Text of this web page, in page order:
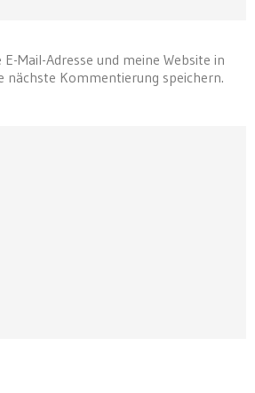
Mail-Adresse und meine Website in
nächste Kommentierung speichern.